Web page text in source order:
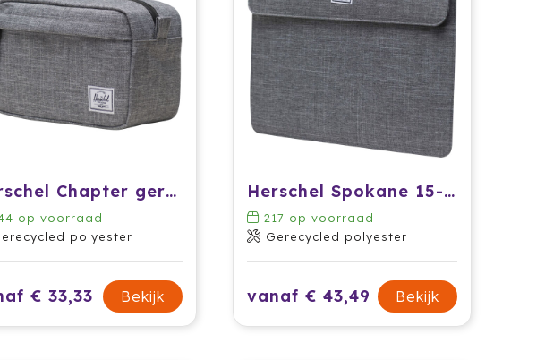
Herschel Chapter gerecyclede reisset
op voorraad
polyester
€ 33,33 Bekijk
Herschel Spokane 15-16 inch laptophoes
217 op voorraad
Gerecycled polyester
vanaf € 43,49 Bekijk